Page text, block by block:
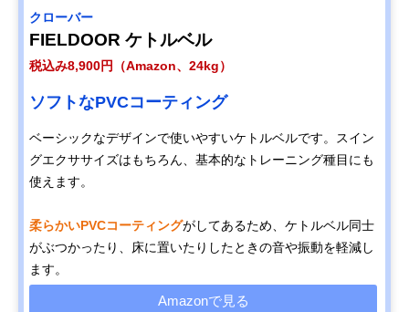
クローバー
FIELDOOR ケトルベル
税込み8,900円（Amazon、24kg）
ソフトなPVCコーティング
ベーシックなデザインで使いやすいケトルベルです。スイン
グエクササイズはもちろん、基本的なトレーニング種目にも
使えます。
柔らかいPVCコーティングがしてあるため、ケトルベル同士
がぶつかったり、床に置いたりしたときの音や振動を軽減し
ます。
Amazonで見る